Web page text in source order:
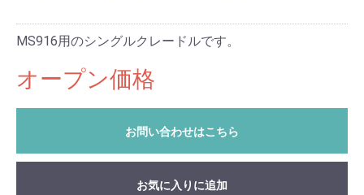
MS916用のシングルクレードルです。
オープン価格
お問い合わせはこちら
お気に入りに追加